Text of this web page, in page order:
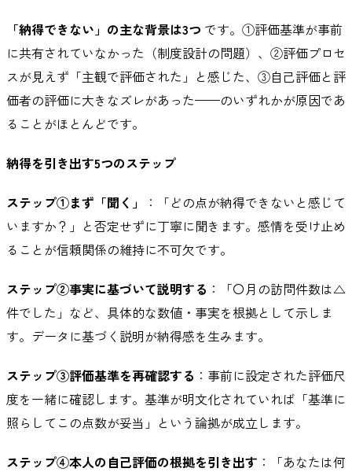
「納得できない」の主な背景は3つ です。①評価基準が事前
に共有されていなかった（制度設計の問題）、②評価プロセ
スが見えず「主観で評価された」と感じた、③自己評価と評
価者の評価に大きなズレがあった——のいずれかが原因であ
ることがほとんどです。
納得を引き出す5つのステップ
ステップ①まず「聞く」
：「どの点が納得できないと感じて
いますか？」と否定せずに丁寧に聞きます。感情を受け止め
ることが信頼関係の維持に不可欠です。
ステップ②事実に基づいて説明する ：「〇月の訪問件数は△
件でした」など、具体的な数値・事実を根拠として示しま
す。データに基づく説明が納得感を生みます。
ステップ③評価基準を再確認する ：事前に設定された評価尺
度を一緒に確認します。基準が明文化されていれば「基準に
照らしてこの点数が妥当」という論拠が成立します。
ステップ④本人の自己評価の根拠を引き出す ：「あなたは何